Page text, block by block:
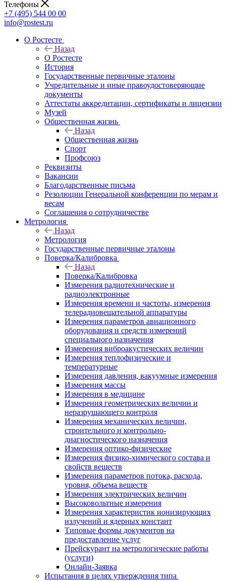
Телефоны
+7 (495) 544 00 00
info@rostest.ru
О Ростесте
Назад
О Ростесте
История
Государственные первичные эталоны
Учредительные и иные правоудостоверяющие
документы
Аттестаты аккредитации, сертификаты и лицензии
Музей
Общественная жизнь
Назад
Общественная жизнь
Спорт
Профсоюз
Реквизиты
Вакансии
Благодарственные письма
Резолюции Генеральной конференции по мерам и
весам
Соглашения о сотрудничестве
Метрология
Назад
Метрология
Государственные первичные эталоны
Поверка/Калибровка
Назад
Поверка/Калибровка
Измерения радиотехнические и
радиоэлектронные
Измерения времени и частоты, измерения
телерадиовещательной аппаратуры
Измерения параметров авиационного
оборудования и средств измерений
специального назначения
Измерения виброакустических величин
Измерения теплофизические и
температурные
Измерения давления, вакуумные измерения
Измерения массы
Измерения в медицине
Измерения геометрических величин и
неразрушающего контроля
Измерения механических величин,
строительного и контрольно-
диагностического назначения
Измерения оптико-физические
Измерения физико-химического состава и
свойств веществ
Измерения параметров потока, расхода,
уровня, объема веществ
Измерения электрических величин
Высоковольтные измерения
Измерения характеристик ионизирующих
излучений и ядерных констант
Типовые формы документов на
предоставление услуг
Прейскурант на метрологические работы
(услуги)
Онлайн-Заявка
Испытания в целях утверждения типа